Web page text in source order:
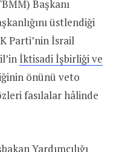
Başkanı
üstlendiği
Parti’nin İsrail
İktisadi İşbirliği ve
önünü veto
fasılalar hâlinde
Yardımcılığı